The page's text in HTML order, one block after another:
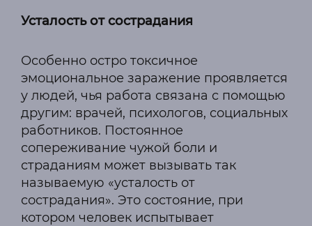
Усталость от сострадания
Особенно остро токсичное
эмоциональное заражение проявляется
у людей, чья работа связана с помощью
другим: врачей, психологов, социальных
работников. Постоянное
сопереживание чужой боли и
страданиям может вызывать так
называемую «усталость от
сострадания». Это состояние, при
котором человек испытывает